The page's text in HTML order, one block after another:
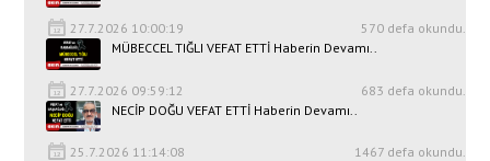
27.7.2026 10:00:19
570 defa okundu.
MÜBECCEL TIĞLI VEFAT ETTİ Haberin Devamı..
27.7.2026 09:59:12
683 defa okundu.
NECİP DOĞU VEFAT ETTİ Haberin Devamı..
25.7.2026 11:14:08
1467 defa okundu.